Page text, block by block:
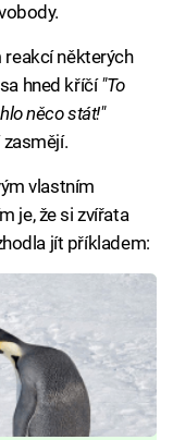
reakcí některých
hned kříčí"To
něco stát!"
vlastním
je, že si zvířata
jít příkladem: